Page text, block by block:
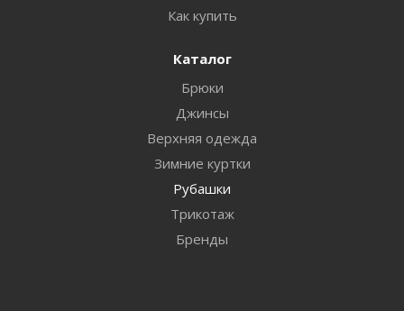
Как купить
Каталог
Брюки
Джинсы
Верхняя одежда
Зимние куртки
Рубашки
Трикотаж
Бренды